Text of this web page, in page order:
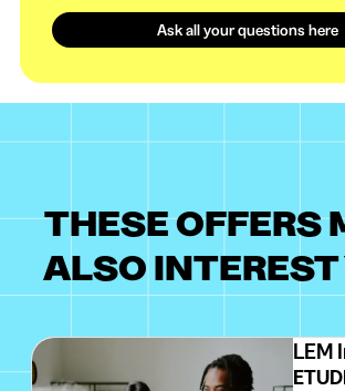
Ask all your questions here
THESE OFFERS
ALSO INTEREST
LEM